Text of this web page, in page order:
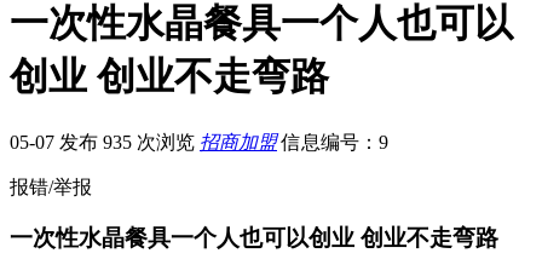
一次性水晶餐具一个人也可以
创业 创业不走弯路
05-07 发布 935 次浏览 招商加盟 信息编号：9
报错/举报
一次性水晶餐具一个人也可以创业 创业不走弯路